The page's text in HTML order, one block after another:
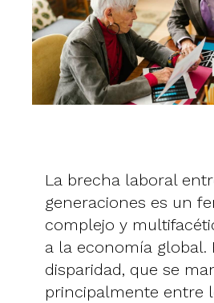
La brecha laboral
generaciones es un
complejo y
a la economía global.
disparidad, que se
principalmente entre